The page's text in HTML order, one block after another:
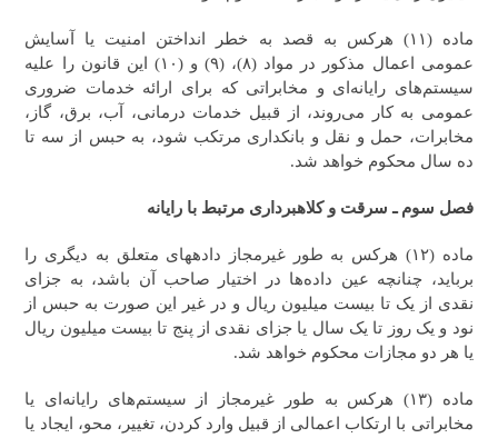
‎‎‎ماده (۱۱) هرکس به قصد به خطر انداختن امنیت یا آسایش
عمومی اعمال مذکور در مواد (۸)، (۹) و (۱۰) این قانون را علیه
سیستم‌های رایانه‌ای و مخابراتی که برای ارائه خدمات ضروری
عمومی به کار می‌روند، از قبیل خدمات درمانی، آب، برق، گاز،
مخابرات، حمل و نقل و بانکداری مرتکب شود، به حبس از سه تا
ده سال محکوم خواهد شد.
فصل سوم ـ‌ سرقت و کلاهبرداری مرتبط با رایانه
‎‎‎ماده (۱۲) هرکس به طور غیرمجاز داده‎های متعلق به دیگری را
برباید، چنانچه عین داده‌ها در اختیار صاحب آن باشد، به جزای
نقدی از یک تا بیست میلیون ریال و در غیر این صورت به حبس از
نود و یک روز تا یک سال یا جزای نقدی از پنج تا بیست میلیون ریال
یا هر دو مجازات محکوم خواهد شد.
ماده (۱۳) هرکس به طور غیرمجاز از سیستم‌های رایانه‌ای یا
مخابراتی با ارتکاب اعمالی از قبیل وارد کردن، تغییر، محو، ایجاد یا